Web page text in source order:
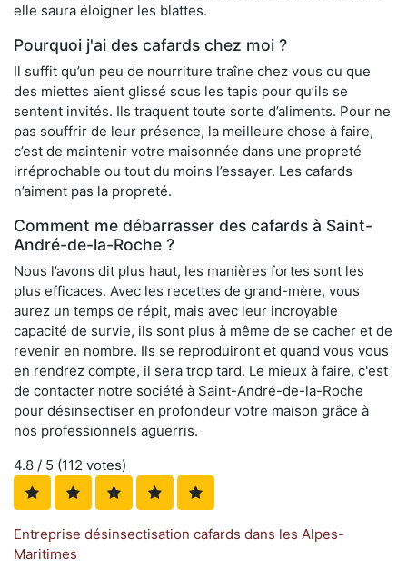
elle saura éloigner les blattes.
Pourquoi j'ai des cafards chez moi ?
Il suffit qu’un peu de nourriture traîne chez vous ou que
des miettes aient glissé sous les tapis pour qu’ils se
sentent invités. Ils traquent toute sorte d’aliments. Pour ne
pas souffrir de leur présence, la meilleure chose à faire,
c’est de maintenir votre maisonnée dans une propreté
irréprochable ou tout du moins l’essayer. Les cafards
n’aiment pas la propreté.
Comment me débarrasser des cafards à Saint-
André-de-la-Roche ?
Nous l’avons dit plus haut, les manières fortes sont les
plus efficaces. Avec les recettes de grand-mère, vous
aurez un temps de répit, mais avec leur incroyable
capacité de survie, ils sont plus à même de se cacher et de
revenir en nombre. Ils se reproduiront et quand vous vous
en rendrez compte, il sera trop tard. Le mieux à faire, c'est
de contacter notre société à Saint-André-de-la-Roche
pour désinsectiser en profondeur votre maison grâce à
nos professionnels aguerris.
4.8 / 5 (112 votes)
Entreprise désinsectisation cafards dans les Alpes-
Maritimes